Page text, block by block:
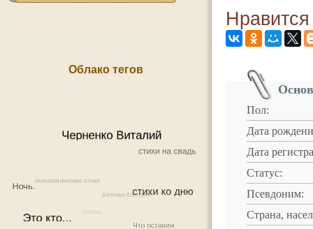
Облако тегов
Пол:
Дата
Дата
Статус:
Псевдоним:
Страна,